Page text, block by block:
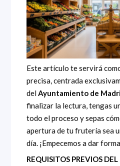
Este artículo te servirá
precisa, centrada
delAyuntamiento de
finalizar la lectura, tengas
todo el proceso y sepas
apertura de tu frutería sea
día. ¡Empecemos a dar
REQUISITOS PREVIOS